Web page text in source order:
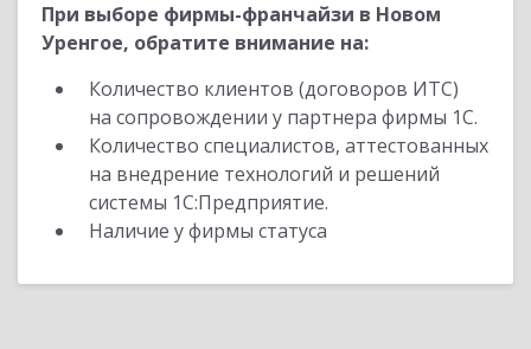
При выборе фирмы-франчайзи в Новом
Уренгое, обратите внимание на:
Количество клиентов (договоров ИТС)
на сопровождении у партнера фирмы 1С.
Количество специалистов, аттестованных
на внедрение технологий и решений
системы 1С:Предприятие.
Наличие у фирмы статуса